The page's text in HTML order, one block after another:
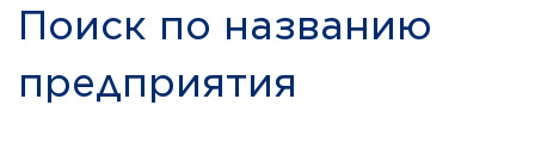
Поиск по названию
предприятия